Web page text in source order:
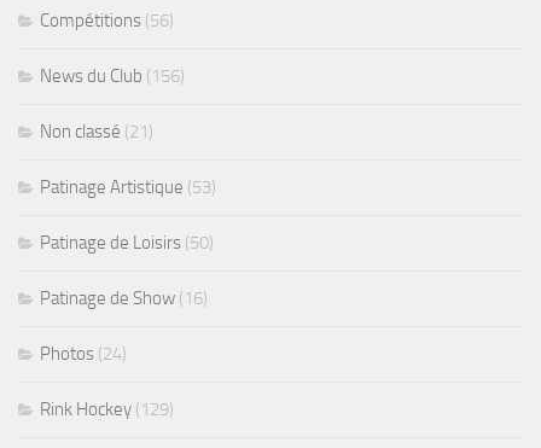
Compétitions (56)
News du Club (156)
Non classé (21)
Patinage Artistique (53)
Patinage de Loisirs (50)
Patinage de Show (16)
Photos (24)
Rink Hockey (129)